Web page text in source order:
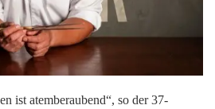
ist atemberaubend“, so der 37-